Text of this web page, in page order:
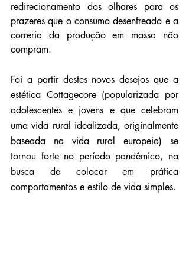
redirecionamento dos olhares para os
prazeres que o consumo desenfreado e a
correria da produção em massa não
compram.
Foi a partir destes novos desejos que a
estética Cottagecore (popularizada por
adolescentes e jovens e que celebram
uma vida rural idealizada, originalmente
baseada na vida rural europeia) se
tornou forte no período pandêmico, na
busca de colocar em prática
comportamentos e estilo de vida simples.